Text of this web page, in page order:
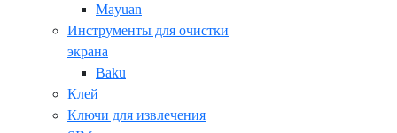
Mayuan
Инструменты для очистки
экрана
Baku
Клей
Ключи для извлечения